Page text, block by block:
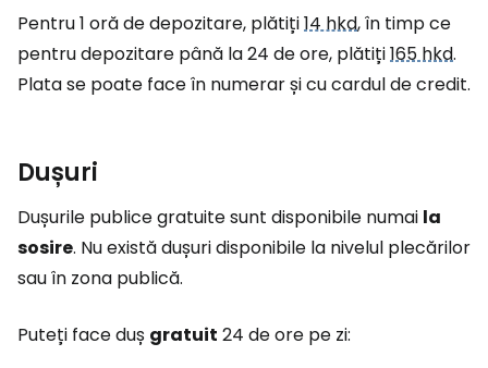
Pentru 1 oră de depozitare, plătiți14 hkd, în timp ce
pentru depozitare până la 24 de ore, plătiți165 hkd.
Plata se poate face în numerar și cu cardul de credit.
Dușuri
Dușurile publice gratuite sunt disponibile numai la
sosire. Nu există dușuri disponibile la nivelul plecărilor
sau în zona publică.
Puteți face duș gratuit 24 de ore pe zi: